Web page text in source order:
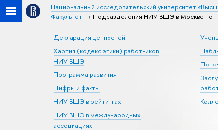
Национальный исследовательский университет
Факультет
Подразделения НИУ ВШЭ в Москве по
Декларация ценностей
Хартия (кодекс этики) работников
НИУ ВШЭ
Программа развития
Цифры и факты
НИУ ВШЭ в рейтингах
НИУ ВШЭ в международных
ассоциациях